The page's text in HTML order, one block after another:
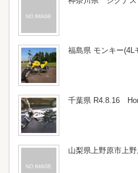
福島県 モンキー(4L
千葉県 R4.8.16
山梨県上野原市上